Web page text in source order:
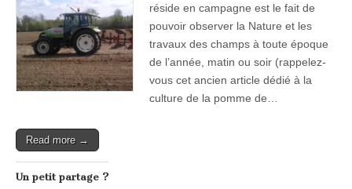
réside en campagne est le fait de
pouvoir observer la Nature et les
travaux des champs à toute époque
de l’année, matin ou soir (rappelez-
vous cet ancien article dédié à la
culture de la pomme de…
Read more →
Un petit partage ?